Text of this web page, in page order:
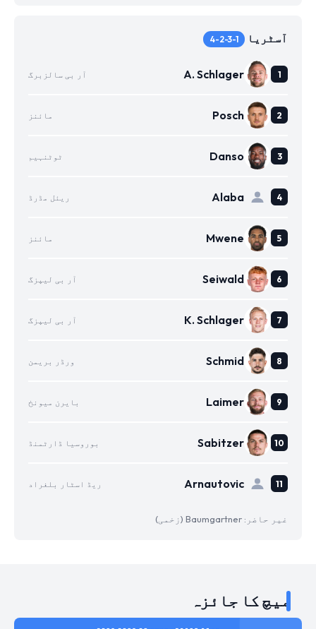
آسٹریا 4-2-3-1
A. Schlager آر بی سالزبرگ
Posch مائنز
Danso ٹوٹنہیم
Alaba ریئل مڈرڈ
Mwene مائنز
Seiwald آر بی لیپزگ
K. Schlager آر بی لیپزگ
Schmid ورڈر بریمن
Laimer بایرن میونخ
Sabitzer بوروسیا ڈارٹمنڈ
Arnautovic ریڈ اسٹار بلغراد
غیر حاضر: Baumgartner (زخمی)
میچ کا جائزہ